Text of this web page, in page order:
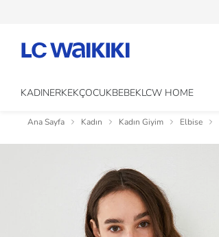
KADINERKEKÇOCUKBEBEKLCW HOME
Ana Sayfa Kadın Kadın Giyim Elbise